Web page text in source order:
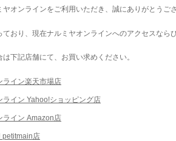
ヤオンラインをご利用いただき、誠にありがとうご
ており、現在ナルミヤオンラインへのアクセスなら
は下記店舗にて、お買い求めください。
ライン楽天市場店
ライン Yahoo!ショッピング店
ライン Amazon店
petitmain店